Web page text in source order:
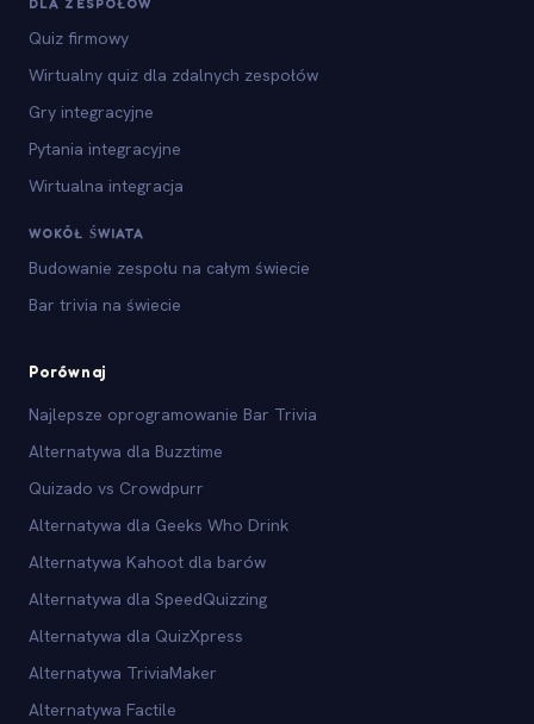
DLA ZESPOŁÓW
Quiz firmowy
Wirtualny quiz dla zdalnych zespołów
Gry integracyjne
Pytania integracyjne
Wirtualna integracja
WOKÓŁ ŚWIATA
Budowanie zespołu na całym świecie
Bar trivia na świecie
Porównaj
Najlepsze oprogramowanie Bar Trivia
Alternatywa dla Buzztime
Quizado vs Crowdpurr
Alternatywa dla Geeks Who Drink
Alternatywa Kahoot dla barów
Alternatywa dla SpeedQuizzing
Alternatywa dla QuizXpress
Alternatywa TriviaMaker
Alternatywa Factile